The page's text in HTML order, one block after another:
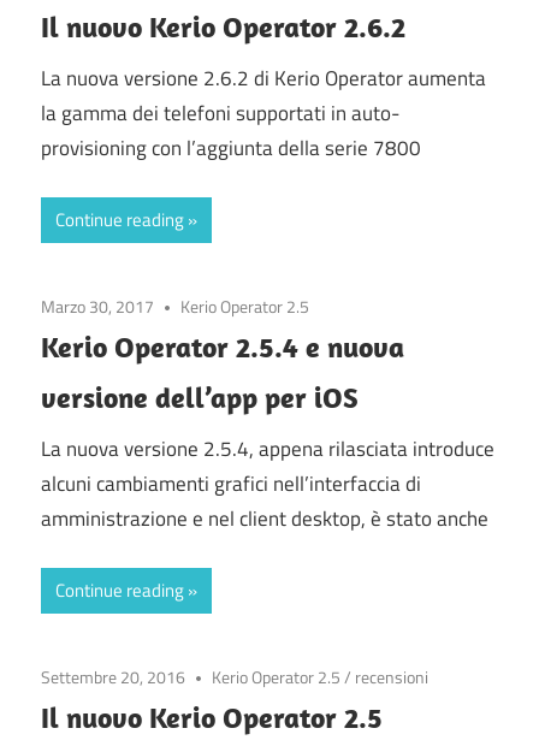
Il nuovo Kerio Operator 2.6.2
La nuova versione 2.6.2 di Kerio Operator aumenta
la gamma dei telefoni supportati in auto-
provisioning con l’aggiunta della serie 7800
Continue reading
Marzo 30, 2017 Kerio Operator 2.5
Kerio Operator 2.5.4 e nuova
versione dell’app per iOS
La nuova versione 2.5.4, appena rilasciata introduce
alcuni cambiamenti grafici nell’interfaccia di
amministrazione e nel client desktop, è stato anche
Continue reading
Settembre 20, 2016 Kerio Operator 2.5/ recensioni
Il nuovo Kerio Operator 2.5